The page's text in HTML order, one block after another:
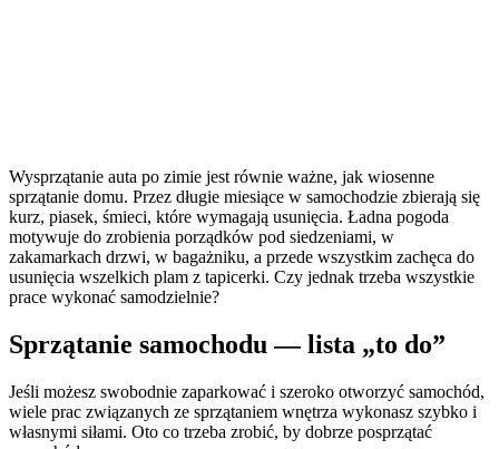
Wysprzątanie auta po zimie jest równie ważne, jak wiosenne
sprzątanie domu. Przez długie miesiące w samochodzie zbierają się
kurz, piasek, śmieci, które wymagają usunięcia. Ładna pogoda
motywuje do zrobienia porządków pod siedzeniami, w
zakamarkach drzwi, w bagażniku, a przede wszystkim zachęca do
usunięcia wszelkich plam z tapicerki. Czy jednak trzeba wszystkie
prace wykonać samodzielnie?
Sprzątanie samochodu — lista „to do”
Jeśli możesz swobodnie zaparkować i szeroko otworzyć samochód,
wiele prac związanych ze sprzątaniem wnętrza wykonasz szybko i
własnymi siłami. Oto co trzeba zrobić, by dobrze posprzątać